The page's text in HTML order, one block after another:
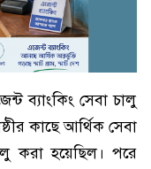
ব্যাংকিং সেবা চালু
কাছে আর্থিক সেবা
করা হয়েছিল। পরে